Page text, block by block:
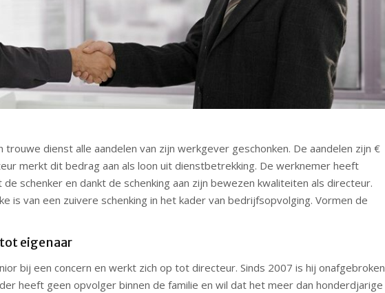
trouwe dienst alle aandelen van zijn werkgever geschonken. De aandelen zijn €
merkt dit bedrag aan als loon uit dienstbetrekking. De werknemer heeft
schenker en dankt de schenking aan zijn bewezen kwaliteiten als directeur.
is van een zuivere schenking in het kader van bedrijfsopvolging. Vormen de
eigenaar
bij een concern en werkt zich op tot directeur. Sinds 2007 is hij onafgebroken
heeft geen opvolger binnen de familie en wil dat het meer dan honderdjarige